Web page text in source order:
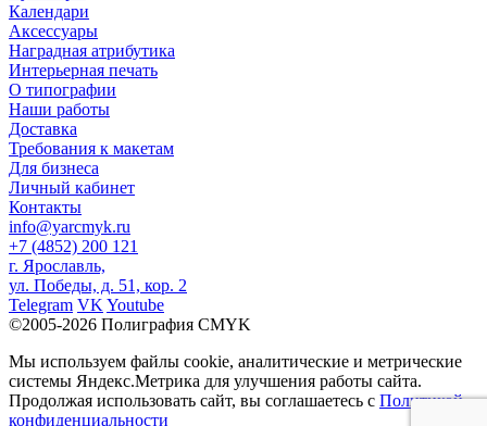
Календари
Аксессуары
Наградная атрибутика
Интерьерная печать
О типографии
Наши работы
Доставка
Требования к макетам
Для бизнеса
Личный кабинет
Контакты
info@yarcmyk.ru
+7 (4852) 200 121
г. Ярославль,
ул. Победы, д. 51, кор. 2
Telegram VK Youtube
©2005-2026 Полиграфия CMYK
Мы используем файлы cookie, аналитические и метрические
системы Яндекс.Метрика для улучшения работы сайта.
Продолжая использовать сайт, вы соглашаетесь с Политикой
конфиденциальности